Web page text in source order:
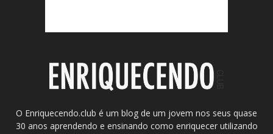
O Enriquecendo.club é um blog de um jovem nos seus quase
30 anos aprendendo e ensinando como enriquecer utilizando